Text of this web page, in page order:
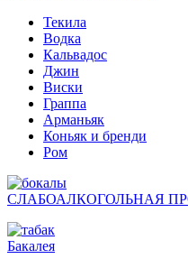
Текила
Водка
Кальвадос
Джин
Виски
Граппа
Арманьяк
Коньяк и бренди
Ром
СЛАБОАЛКОГОЛЬНАЯ
Бакалея